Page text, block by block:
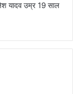
यादव उम्र 19 साल